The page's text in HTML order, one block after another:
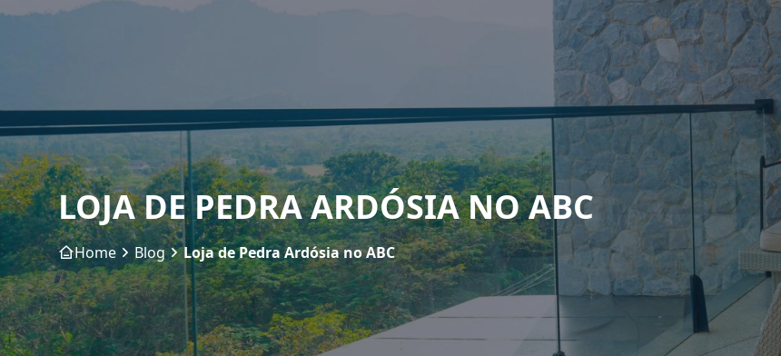
LOJA DE PEDRA ARDÓSIA NO ABC
Home Blog Loja de Pedra Ardósia no ABC